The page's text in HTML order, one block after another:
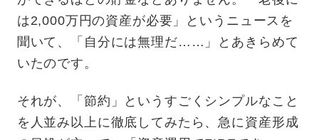
は2,000万円の資産が必要」というニュースを
聞いて、「自分には無理だ……」とあきらめて
いたのです。
それが、「節約」というすごくシンプルなこと
を人並み以上に徹底してみたら、急に資産形成